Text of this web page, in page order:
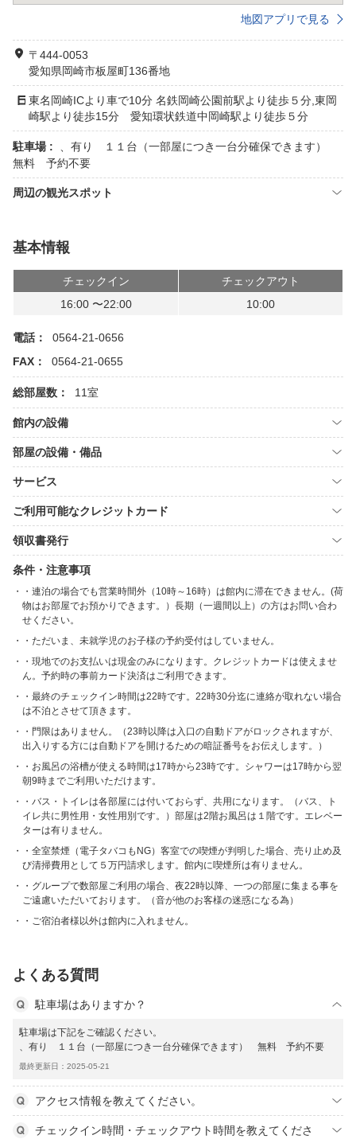
地図アプリで見る
〒444-0053
愛知県岡崎市板屋町136番地
東名岡崎ICより車で10分 名鉄岡崎公園前駅より徒歩５分,東岡
崎駅より徒歩15分 愛知環状鉄道中岡崎駅より徒歩５分
駐車場 :
、有り １１台（一部屋につき一台分確保できます）
無料 予約不要
周辺の観光スポット
基本情報
チェックイン
チェックアウト
16:00 〜22:00
10:00
電話：
0564-21-0656
FAX：
0564-21-0655
総部屋数： 11室
館内の設備
部屋の設備・備品
サービス
ご利用可能なクレジットカード
領収書発行
条件・注意事項
・連泊の場合でも営業時間外（10時～16時）は館内に滞在できません。(荷
物はお部屋でお預かりできます。）長期（一週間以上）の方はお問い合わ
せください。
・ただいま、未就学児のお子様の予約受付はしていません。
・現地でのお支払いは現金のみになります。クレジットカードは使えませ
ん。予約時の事前カード決済はご利用できます。
・最終のチェックイン時間は22時です。22時30分迄に連絡が取れない場合
は不泊とさせて頂きます。
・門限はありません。（23時以降は入口の自動ドアがロックされますが、
出入りする方には自動ドアを開けるための暗証番号をお伝えします。）
・お風呂の浴槽が使える時間は17時から23時です。シャワーは17時から翌
朝9時までご利用いただけます。
・バス・トイレは各部屋には付いておらず、共用になります。（バス、ト
イレ共に男性用・女性用別です。）部屋は2階お風呂は１階です。エレベー
ターは有りません。
・全室禁煙（電子タバコもNG）客室での喫煙が判明した場合、売り止め及
び清掃費用として５万円請求します。館内に喫煙所は有りません。
・グループで数部屋ご利用の場合、夜22時以降、一つの部屋に集まる事を
ご遠慮いただいております。（音が他のお客様の迷惑になる為）
・ご宿泊者様以外は館内に入れません。
よくある質問
駐車場はありますか？
駐車場は下記をご確認ください。
、有り １１台（一部屋につき一台分確保できます） 無料 予約不要
最終更新日：2025-05-21
アクセス情報を教えてください。
チェックイン時間・チェックアウト時間を教えてくださ